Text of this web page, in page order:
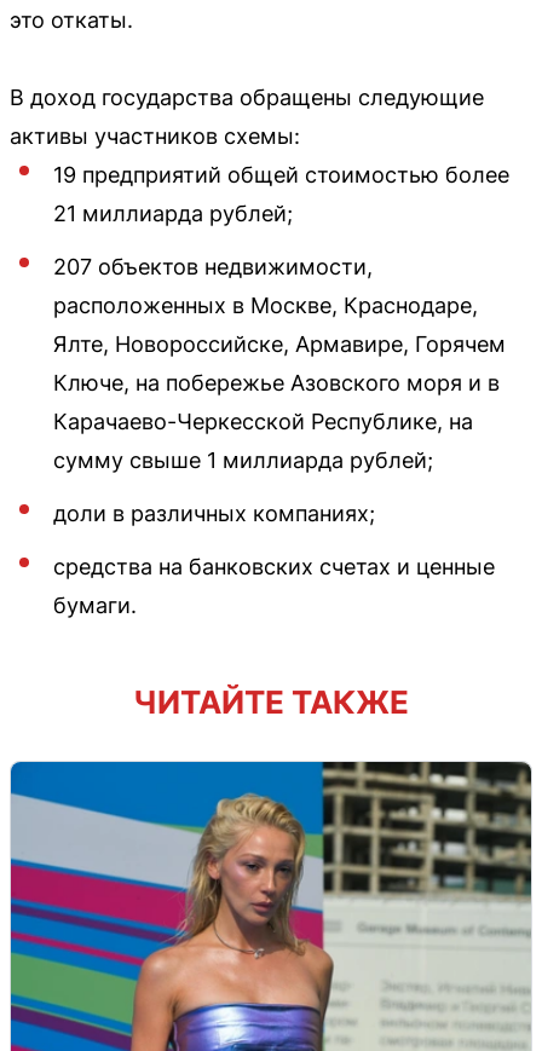
это откаты.
В доход государства обращены следующие
активы участников схемы:
19 предприятий общей стоимостью более
21 миллиарда рублей;
207 объектов недвижимости,
расположенных в Москве, Краснодаре,
Ялте, Новороссийске, Армавире, Горячем
Ключе, на побережье Азовского моря и в
Карачаево-Черкесской Республике, на
сумму свыше 1 миллиарда рублей;
доли в различных компаниях;
средства на банковских счетах и ценные
бумаги.
ЧИТАЙТЕ ТАКЖЕ